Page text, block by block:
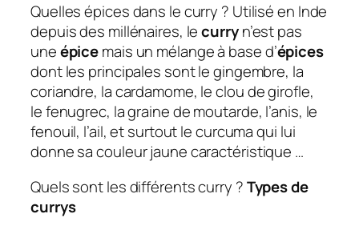
Quelles épices dans le curry ? Utilisé en Inde
depuis des millénaires, lecurryn’est pas
uneépicemais un mélange à base d’épices
dont les principales sont le gingembre, la
coriandre, la cardamome, le clou de girofle,
le fenugrec, la graine de moutarde, l’anis, le
fenouil, l’ail, et surtout le curcuma qui lui
donne sa couleur jaune caractéristique …
Quels sont les différents curry ?Typesde
currys